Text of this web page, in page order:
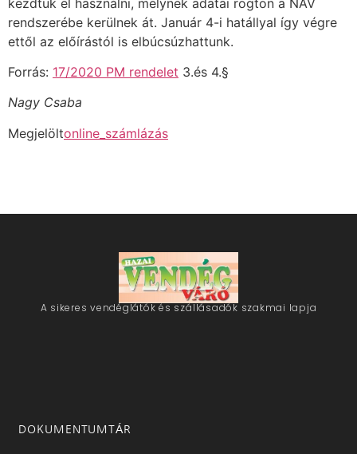
rendszerébe kerülnek át. Január 4-i hatállyal így végre
ettől az előírástól is elbúcsúzhattunk.
Forrás: 17/2020 PM rendelet 3.és 4.§
Nagy Csaba
Megjelöltonline_számlázás
A sikeres vendéglátók és szállásadók szakmai lapja
DOKUMENTUMTÁR